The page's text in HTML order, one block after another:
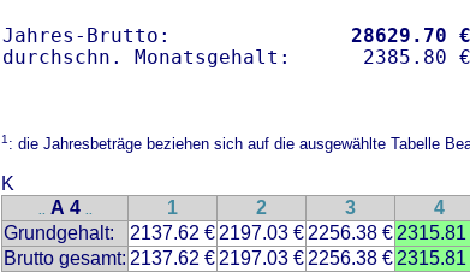
Jahres-Brutto: 28629.70 €
1: die Jahresbeträge beziehen sich auf die ausgewählte Tabelle
K
.. A 4 .. 1 2 3 4
Grundgehalt:
2137.62 € 2197.03 € 2256.38 € 2315.81
Brutto gesamt: 2137.62 € 2197.03 € 2256.38 € 2315.81